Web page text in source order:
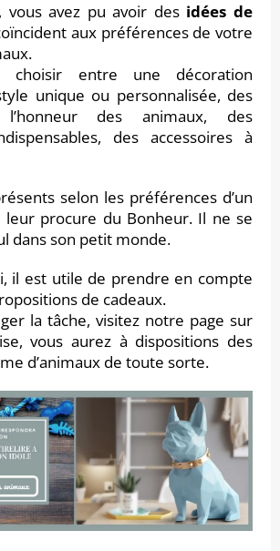
vous avez pu avoir des idées de
aux préférences de votre
choisir entre une décoration
unique ou personnalisée, des
des animaux, des
des accessoires à
selon les préférences d’un
leur procure du Bonheur. Il ne se
dans son petit monde.
il est utile de prendre en compte
de cadeaux.
la tâche, visitez notre page sur
vous aurez à dispositions des
d’animaux de toute sorte.